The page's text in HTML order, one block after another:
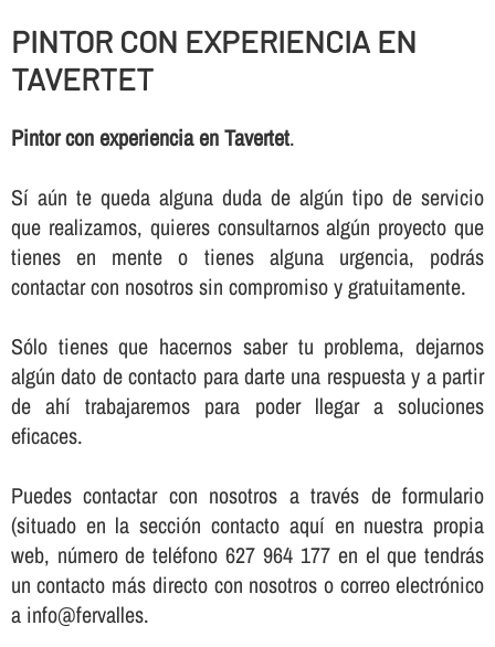
PINTOR CON EXPERIENCIA EN
TAVERTET
Pintor con experiencia en Tavertet.
Sí­ aún te queda alguna duda de algún tipo de servicio
que realizamos, quieres consultarnos algún proyecto que
tienes en mente o tienes alguna urgencia, podrás
contactar con nosotros sin compromiso y gratuitamente.
Sólo tienes que hacernos saber tu problema, dejarnos
algún dato de contacto para darte una respuesta y a partir
de ahí­ trabajaremos para poder llegar a soluciones
eficaces.
Puedes contactar con nosotros a través de formulario
(situado en la sección contacto aquí­ en nuestra propia
web, número de teléfono 627 964 177 en el que tendrás
un contacto más directo con nosotros o correo electrónico
a info@fervalles.